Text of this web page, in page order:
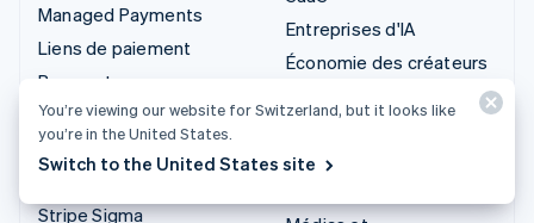
Managed Payments
Liens de paiement
Payments
Payouts
Radar
Stripe Sigma
Entreprises d'IA
Économie des créateurs
loisirs
You’re viewing our website for Switzerland, but it looks like
you’re in the United States.
Switch to the United States site